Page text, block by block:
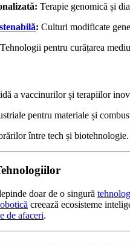
Terapie genomică și
: Culturi modificate
pentru curățarea
a vaccinurilor și terapiilor
pentru materiale și
între tech și biotehnologie.
doar de o singură
creează ecosisteme
de afaceri.